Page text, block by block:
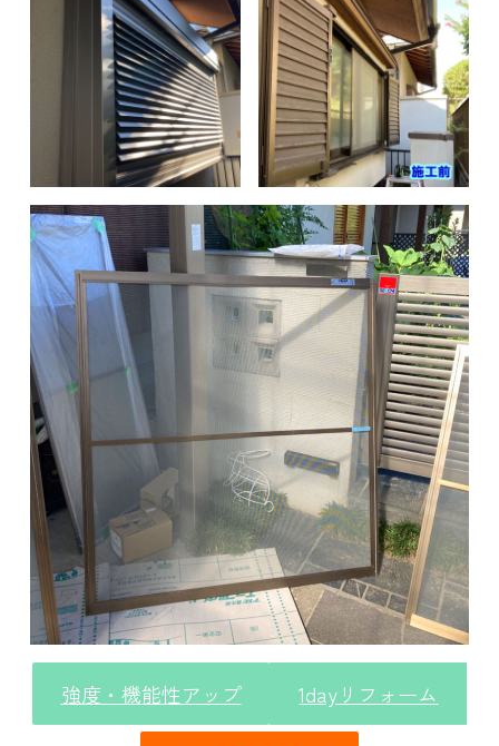
強度・機能性アップ 1dayリフォーム